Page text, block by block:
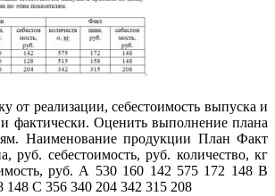
от реализации, себестоимость выпуска и
фактически. Оценить выполнение плана
Наименование продукции План Факт
руб. себестоимость, руб. количество, кг
руб. А 530 160 142 575 172 148 В
148 С 356 340 204 342 315 208